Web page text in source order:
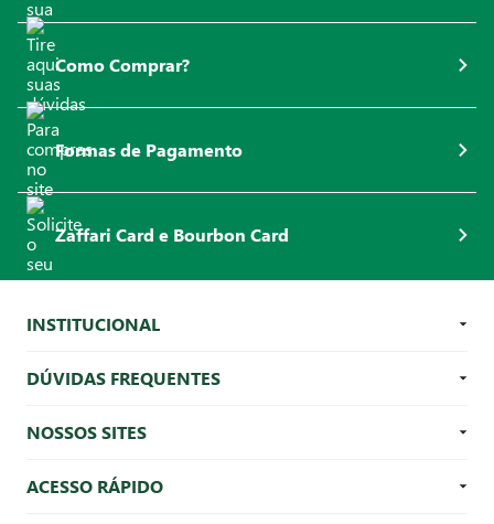
Como Comprar?
Formas de Pagamento
Zaffari Card e Bourbon Card
INSTITUCIONAL
DÚVIDAS FREQUENTES
NOSSOS SITES
ACESSO RÁPIDO